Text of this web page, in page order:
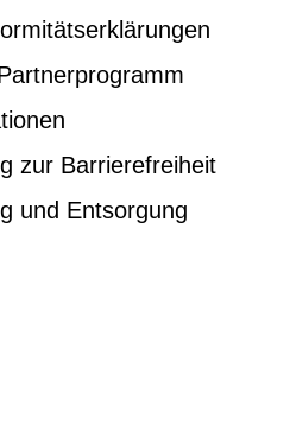
zur Barrierefreiheit
und Entsorgung